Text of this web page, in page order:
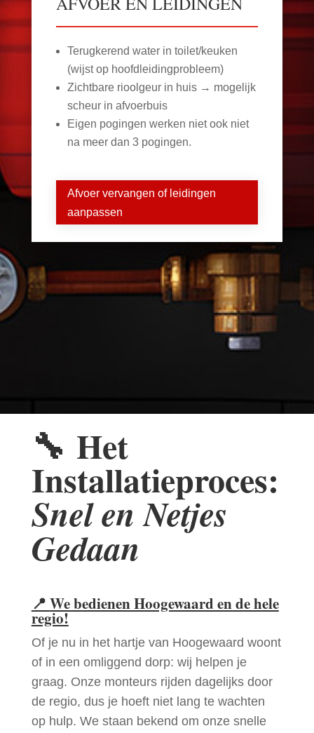
Terugkerend water in toilet/keuken
(wijst op hoofdleidingprobleem)
Zichtbare rioolgeur in huis → mogelijk
scheur in afvoerbuis
Eigen pogingen werken niet ook niet
na meer dan 3 pogingen.
Afvoer vervangen of leidingen
aanpassen
🔧 Het
Installatieproces:
Snel en Netjes
Gedaan
📍 We bedienen Hoogewaard en de hele
regio!
Of je nu in het hartje van Hoogewaard woont
of in een omliggend dorp: wij helpen je
graag. Onze monteurs rijden dagelijks door
de regio, dus je hoeft niet lang te wachten
op hulp. We staan bekend om onze snelle